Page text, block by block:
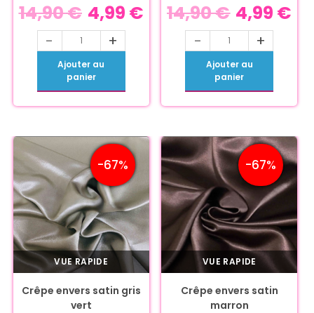
14,90€ 4,99 €
- +
Ajouter au
panier
14,90€ 4,99 €
- +
Ajouter au
panier
-67%
VUE RAPIDE
Crêpe envers satin gris
vert
-67%
VUE RAPIDE
Crêpe envers satin
marron